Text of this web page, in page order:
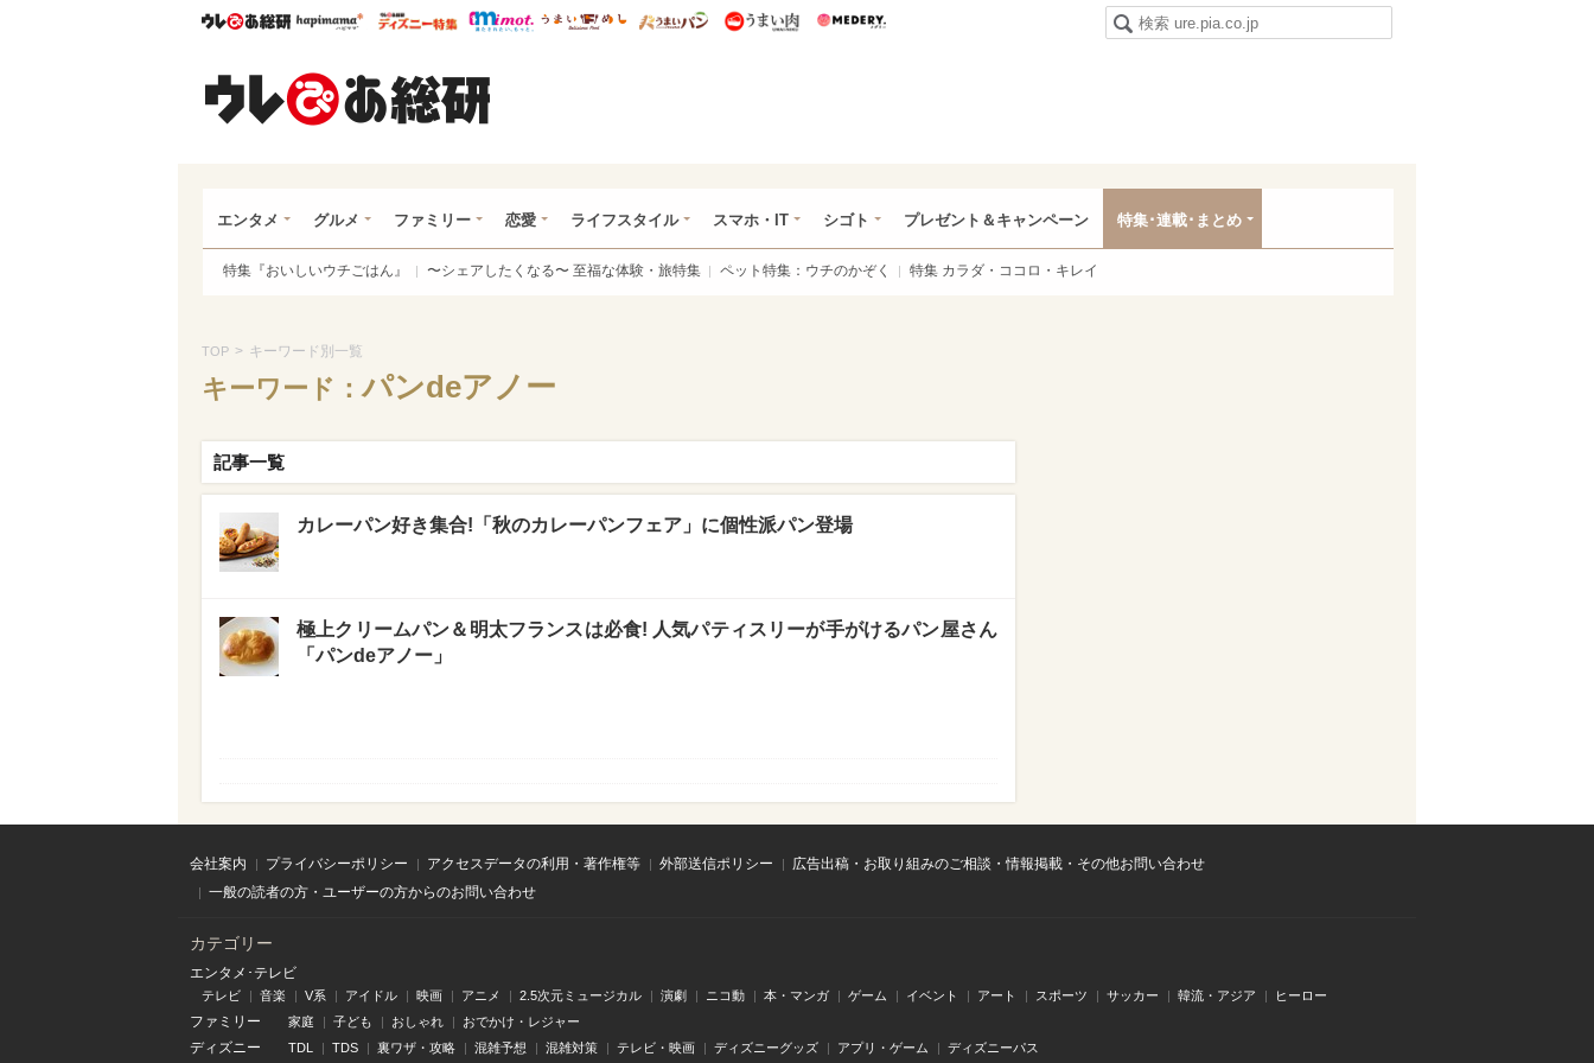
ウレぴあ総研ハピママ* ウレぴあ総研 ディズニー特集
mimot. うまいめし うまいパン うまい肉
エンタメ グルメ ファミリー 恋愛 ライフスタイル スマホ・IT シゴト プレゼント＆キャンペーン 特集･連載･まとめ
特集『おいしいウチごはん』 〜シェアしたくなる〜 至福な体験・旅特集 ペット特集：ウチのかぞく 特集 カラダ・ココロ・キレイ
TOP > キーワード別一覧
キーワード：パンdeアノー
記事一覧
カレーパン好き集合!「秋のカレーパンフェア」に個性派パン登場
極上クリームパン＆明太フランスは必食! 人気パティスリーが手がけるパン屋さん
「パンdeアノー」
会社案内 プライバシーポリシー アクセスデータの利用・著作権等 外部送信ポリシー
広告出稿・お取り組みのご相談・情報掲載・その他お問い合わせ
一般の読者の方・ユーザーの方からのお問い合わせ
カテゴリー
エンタメ･テレビ
テレビ 音楽 V系 アイドル 映画 アニメ 2.5次元ミュージカル 演劇 ニコ動 本・マンガ ゲーム イベント アート スポーツ サッカー 韓流・アジア ヒーロー
ファミリー 家庭 子ども おしゃれ おでかけ・レジャー
ディズニー TDL TDS 裏ワザ・攻略 混雑予想 混雑対策 テレビ・映画 ディズニーグッズ アプリ・ゲーム ディズニーパス